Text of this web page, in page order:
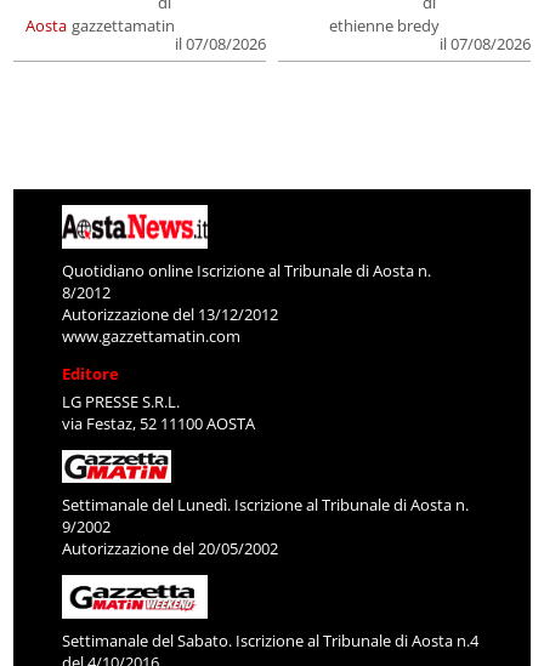
Aosta gazzettamatin
il 07/08/2026
ethienne bredy
il 07/08/2026
Quotidiano online Iscrizione al Tribunale di Aosta n.
8/2012
Autorizzazione del 13/12/2012
www.gazzettamatin.com
Editore
LG PRESSE S.R.L.
via Festaz, 52 11100 AOSTA
Settimanale del Lunedì. Iscrizione al Tribunale di Aosta n.
9/2002
Autorizzazione del 20/05/2002
Settimanale del Sabato. Iscrizione al Tribunale di Aosta n.4